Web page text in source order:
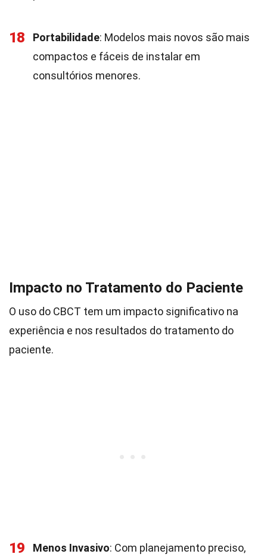
18 Portabilidade: Modelos mais novos são mais
compactos e fáceis de instalar em
consultórios menores.
Impacto no Tratamento do Paciente
O uso do CBCT tem um impacto significativo na
experiência e nos resultados do tratamento do
paciente.
19 Menos Invasivo: Com planejamento preciso,